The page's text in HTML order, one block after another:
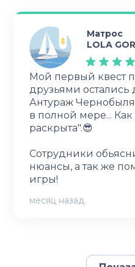
Матрос
LOLA
Мой первый квест
друзьями остались
Антураж
в полной мере... Как
раскрыта".😎
Сотрудники
нюансы, а так же
игры!
месяц назад